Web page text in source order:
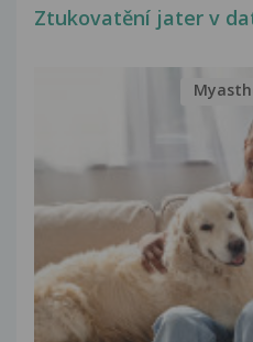
Ztukovatění jater v